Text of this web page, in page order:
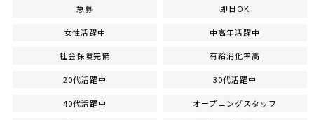
急募 即日OK
女性活躍中 中高年活躍中
社会保険完備 有給消化率高
20代活躍中 30代活躍中
40代活躍中 オープニングスタッフ